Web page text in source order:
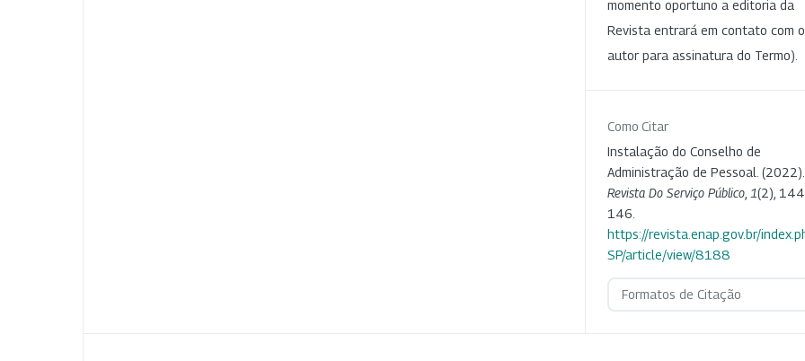
momento oportuno a editoria da
Revista entrará em contato com o
autor para assinatura do Termo).
Como Citar
Instalação do Conselho de
Administração de Pessoal. (2022).
Revista Do Serviço Público 1(2),
146.
https://revista.enap.gov.br/
SP/article/view/8188
Formatos de Citação